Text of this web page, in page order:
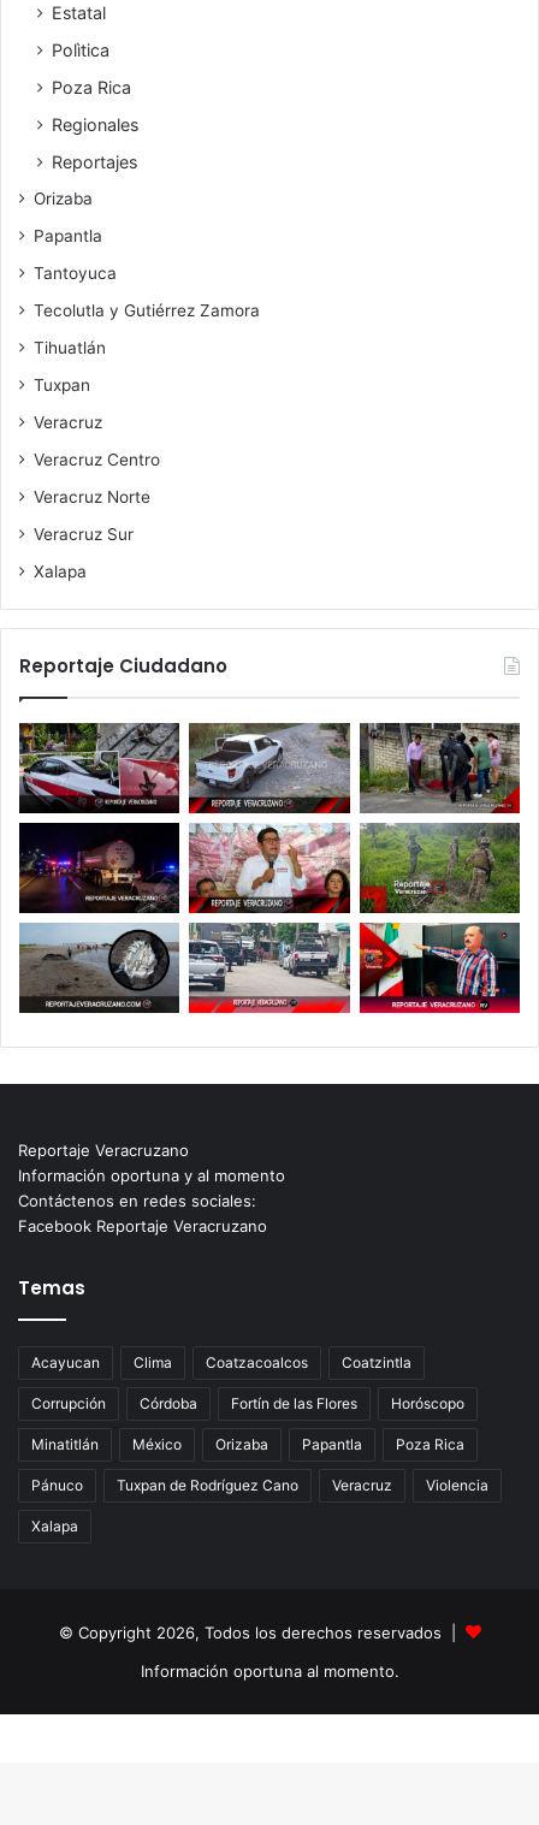
Estatal
Polìtica
Poza Rica
Regionales
Reportajes
Orizaba
Papantla
Tantoyuca
Tecolutla y Gutiérrez Zamora
Tihuatlán
Tuxpan
Veracruz
Veracruz Centro
Veracruz Norte
Veracruz Sur
Xalapa
Reportaje Ciudadano
Reportaje Veracruzano
Información oportuna y al momento
Contáctenos en redes sociales:
Facebook Reportaje Veracruzano
Temas
Acayucan Clima Coatzacoalcos Coatzintla
Corrupción Córdoba Fortín de las Flores Horóscopo
Minatitlán México Orizaba Papantla Poza Rica
Pánuco Tuxpan de Rodríguez Cano Veracruz Violencia
Xalapa
© Copyright 2026, Todos los derechos reservados |
Información oportuna al momento.